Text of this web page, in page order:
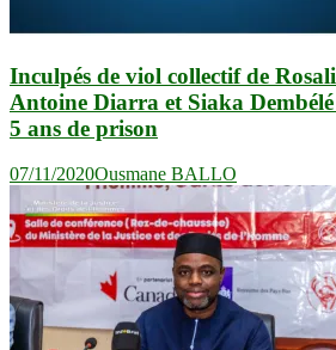
Inculpés de viol collectif de
Antoine Diarra et Siaka
5 ans de prison
07/11/2020Ousmane BALLO